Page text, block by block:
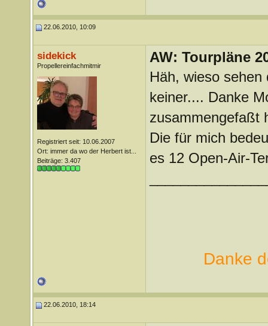
22.06.2010, 10:09
sidekick
Propellereinfachmitmir
Registriert seit: 10.06.2007
Ort: immer da wo der Herbert ist...
Beiträge: 3.407
AW: Tourpläne
Häh, wieso
keiner.... Danke
zusammengefaßt
Die für mich
es 12 Open-Air-
Danke
22.06.2010, 18:14